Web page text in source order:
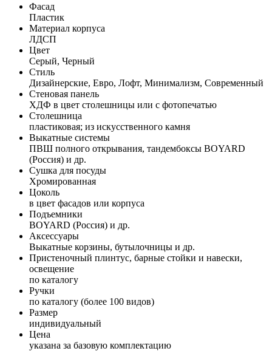
Фасад
Пластик
Материал корпуса
ЛДСП
Цвет
Серый, Черный
Стиль
Дизайнерские, Евро, Лофт, Минимализм, Современный
Стеновая панель
ХДФ в цвет столешницы или с фотопечатью
Столешница
пластиковая; из искусственного камня
Выкатные системы
ПВШ полного открывания, тандембоксы BOYARD
(Россия) и др.
Сушка для посуды
Хромированная
Цоколь
в цвет фасадов или корпуса
Подъемники
BOYARD (Россия) и др.
Аксессуары
Выкатные корзины, бутылочницы и др.
Пристеночный плинтус, барные стойки и навески,
освещение
по каталогу
Ручки
по каталогу (более 100 видов)
Размер
индивидуальный
Цена
указана за базовую комплектацию